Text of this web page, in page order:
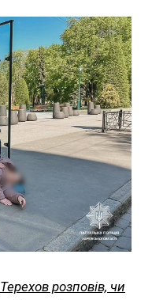
Терехов розповів, чи